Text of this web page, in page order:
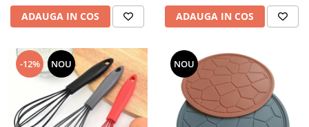
ADAUGA IN COS ADAUGA IN COS
-12% NOU NOU